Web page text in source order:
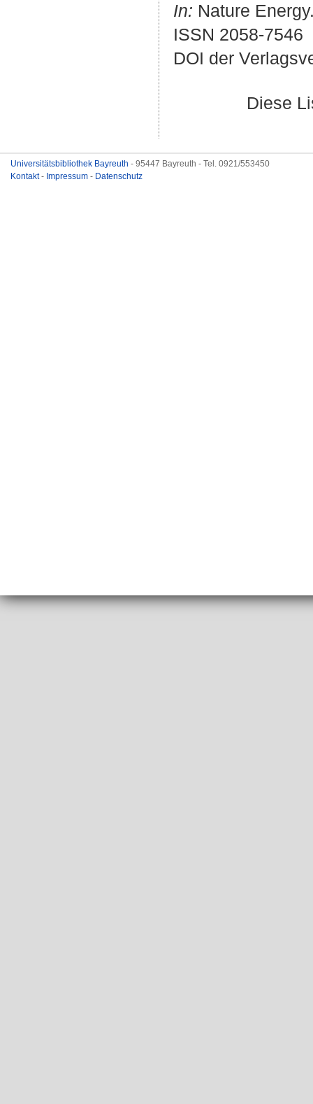
In: Nature
ISSN 2058-7546
DOI der
Diese
Universitätsbibliothek Bayreuth - 95447 Bayreuth - Tel. 0921/553450
Kontakt- Impressum - Datenschutz